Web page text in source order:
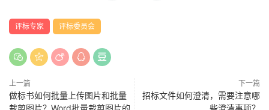
评标专家 评标委员会
上一篇
做标书如何批量上传图片和批量
裁剪图片？Word批量裁剪图片的
下一篇
招标文件如何澄清，需要注意哪
些澄清事项？